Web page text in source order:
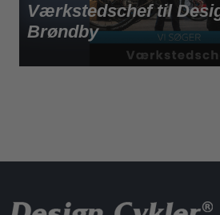
Værkstedschef til
Brøndby